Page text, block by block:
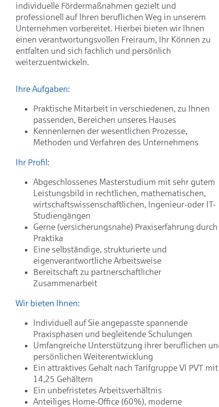
individuelle Fördermaßnahmen gezielt und
professionell auf Ihren beruflichen Weg in unserem
Unternehmen vorbereitet. Hierbei bieten wir Ihnen
einen verantwortungsvollen Freiraum, Ihr Können zu
entfalten und sich fachlich und persönlich
weiterzuentwickeln.
Ihre Aufgaben:
Praktische Mitarbeit in verschiedenen, zu Ihnen
passenden, Bereichen unseres Hauses
Kennenlernen der wesentlichen Prozesse,
Methoden und Verfahren des Unternehmens
Ihr Profil:
Abgeschlossenes Masterstudium mit sehr gutem
Leistungsbild in rechtlichen, mathematischen,
wirtschaftswissenschaftlichen, Ingenieur-oder IT-
Studiengängen
Gerne (versicherungsnahe) Praxiserfahrung durch
Praktika
Eine selbständige, strukturierte und
eigenverantwortliche Arbeitsweise
Bereitschaft zu partnerschaftlicher
Zusammenarbeit
Wir bieten Ihnen:
Individuell auf Sie angepasste spannende
Praxisphasen und begleitende Schulungen
Umfangreiche Unterstützung ihrer beruflichen
persönlichen Weiterentwicklung
Ein attraktives Gehalt nach Tarifgruppe VI PVT mit
14,25 Gehältern
Ein unbefristetes Arbeitsverhältnis
Anteiliges Home-Office (60%), moderne